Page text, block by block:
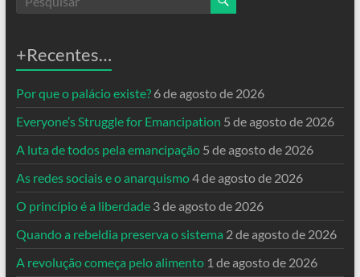
+Recentes…
Por que o palácio existe? 6 de agosto de 2026
Everyone’s Struggle for Emancipation 5 de agosto de 2026
A luta de todos pela emancipação 5 de agosto de 2026
As redes sociais e o anarquismo4 de agosto de 2026
O princípio é a liberdade 3 de agosto de 2026
Quando a rebeldia preserva o sistema 2 de agosto de 2026
A revolução começa pelo alimento 1 de agosto de 2026